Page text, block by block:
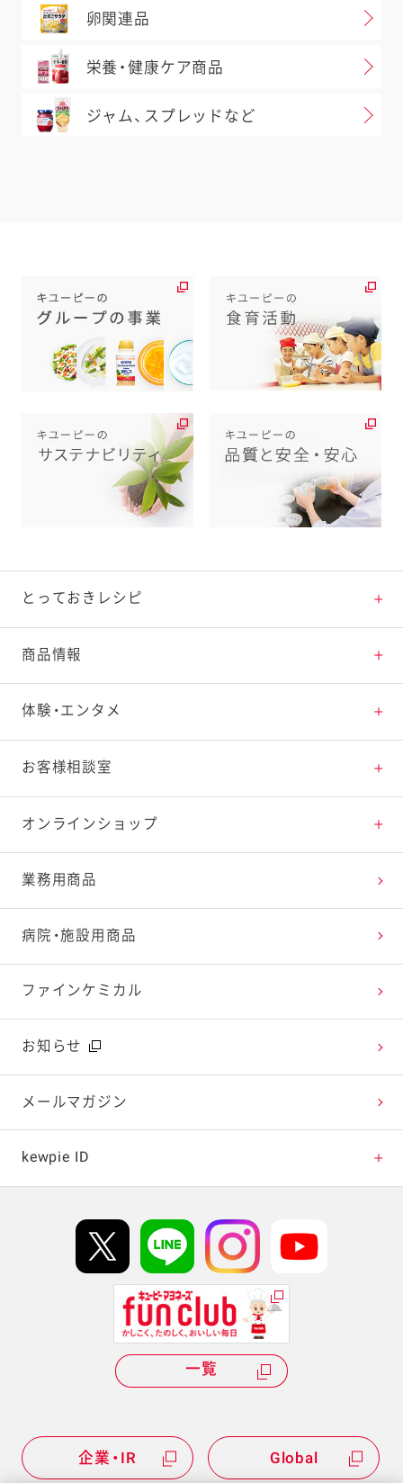
卵関連品
栄養・健康ケア商品
ジャム、スプレッドなど
企業・IR Global
とっておきレシピ
とっておきレシピトップ
素材の知識
料理の基本
特集レシピ
レシピランキング
レシピ動画
今日のレシピギャラリー
商品情報
商品情報トップ
新商品・リニューアル品一覧
販売終了商品一覧
体験・エンタメ
体験・エンタメトップ
マヨテラス（見学施設）
オープンキッチン（工場見学）
深谷テラス ヤサイな仲間たちファーム
おたのしみコンテンツ
広告ギャラリー
テレビ・ラジオ
キャンペーン・イベント
お客様相談室
お客様相談室トップ
よくお寄せいただくご質問
お客様の声を活かしました
オンラインショップ
Qummy
キユーピーウエルネス
業務用商品
病院・施設用商品
ファインケミカル
お知らせ
メールマガジン
kewpie ID
Hi! kewpieについて
Qummyについて
一覧